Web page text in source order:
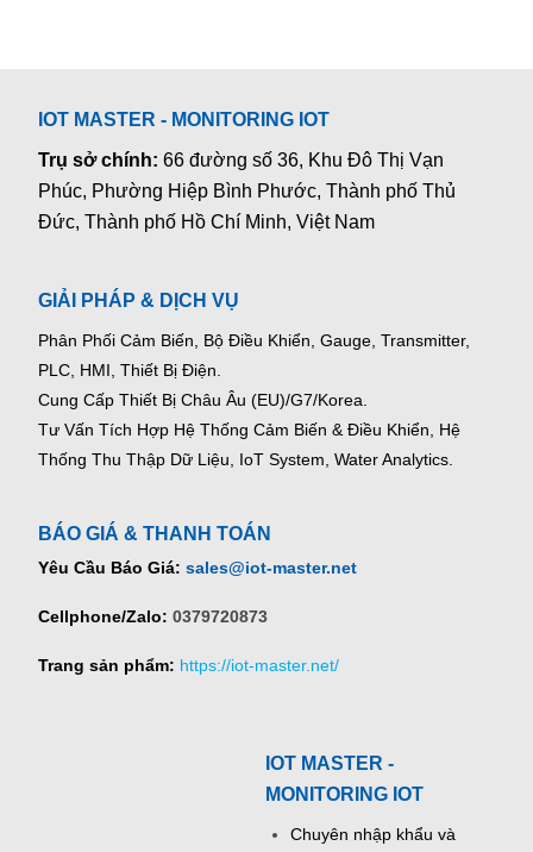
IOT MASTER - MONITORING IOT
Trụ sở chính:66 đường số 36, Khu Đô Thị Vạn
Phúc, Phường Hiệp Bình Phước, Thành phố Thủ
Đức, Thành phố Hồ Chí Minh, Việt Nam
GIẢI PHÁP & DỊCH VỤ
Phân Phối Cảm Biến, Bộ Điều Khiển, Gauge, Transmitter,
PLC, HMI, Thiết Bị Điện.
Cung Cấp Thiết Bị Châu Âu (EU)/G7/Korea.
Tư Vấn Tích Hợp Hệ Thống Cảm Biến & Điều Khiển, Hệ
Thống Thu Thập Dữ Liệu, IoT System, Water Analytics.
BÁO GIÁ & THANH TOÁN
Yêu Cầu Báo Giá: sales@iot-master.net
Cellphone/Zalo: 0379720873
Trang sản phẩm: https://iot-master.net/
IOT MASTER -
MONITORING IOT
Chuyên nhập khẩu và